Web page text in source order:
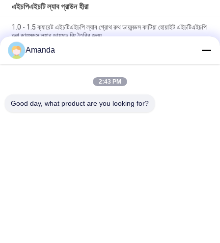
এইচপিএইচটি ল্যাব গ্রাউন হীরা
1.0 - 1.5 ক্যারেট এইচটিএইচপি ল্যাব গ্রোথ রুথ ডায়মন্ডস কাটিয়া হোয়াইট এইচটিএইচপি
রুথ ডায়মন্ডস ল্যাব ডায়মন্ড রিং তৈরির জন্য
১০০% আসল এবং কঠোরতা ১০ মোহস ১ ক্যারেট HPHT ল্যাবরেটরিতে তৈরি কাঁচা সাদা
ল্যাবরেটরি হীরা
5.0 - 6.0 ক্যারেট ডি ই এফ রঙ ভিএস ক্লারিটি এইচপিএইচটি ডায়মন্ড ল্যাব চীনে তৈরি
Amanda
2:43 PM
Good day, what product are you looking for?